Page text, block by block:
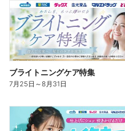
ブライトニングケア特集
7月25日 ～8月31日